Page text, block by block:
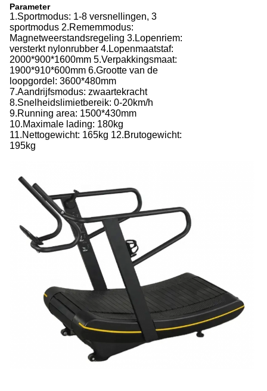
Parameter
1.Sportmodus: 1-8 versnellingen, 3
sportmodus 2.Rememmodus:
Magnetweerstandsregeling 3.Lopenriem:
versterkt nylonrubber 4.Lopenmaatstaf:
2000*900*1600mm 5.Verpakkingsmaat:
1900*910*600mm 6.Grootte van de
loopgordel: 3600*480mm
7.Aandrijfsmodus: zwaartekracht
8.Snelheidslimietbereik: 0-20km/h
9.Running area: 1500*430mm
10.Maximale lading: 180kg
11.Nettogewicht: 165kg 12.Brutogewicht:
195kg